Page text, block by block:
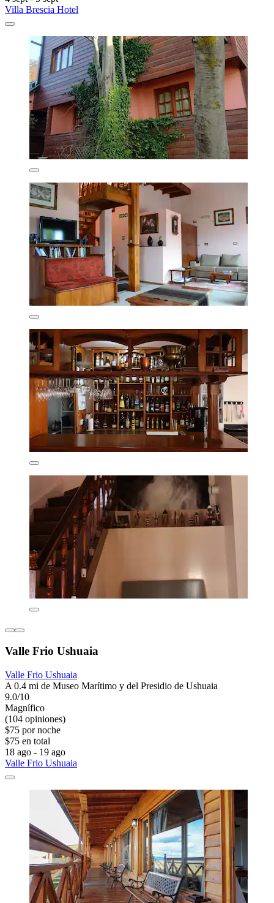
Villa Brescia Hotel
Valle Frio Ushuaia
Valle Frio Ushuaia
A 0.4 mi de Museo Marítimo y del Presidio de Ushuaia
9.0/10
Magnífico
(104 opiniones)
$75 por noche
$75 en total
18 ago - 19 ago
Valle Frio Ushuaia